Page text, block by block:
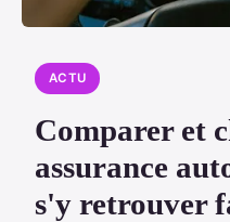
ACTU
Comparer et
assurance
s'y retrouver